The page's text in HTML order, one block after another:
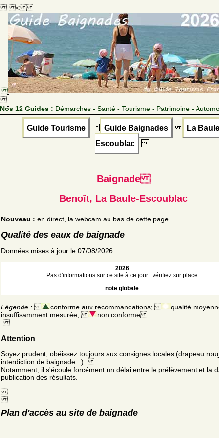
<
Nos 12 Guides : Démarches - Santé - Tourisme - Patrimoine -
Guide Tourisme Guide Baignades
La
Escoublac
Baignade
Benoît, La Baule-Escoublac
Nouveau : en direct, la webcam au bas de cette page
Qualité des eaux de baignade
Données mises à jour le 07/08/2026
2026
Pas d'informations sur ce site à ce jour : vérifiez sur place
note globale
Légende : conforme aux recommandations;
qualité
insuffisamment mesurée;
non conforme
Attention
Soyez prudent, obéissez toujours aux consignes locales (drapeau
interdiction de baignade...).
Notamment, il s'écoule forcément un délai entre le prélèvement et la
publication des résultats.
Plan d'accès au site de baignade